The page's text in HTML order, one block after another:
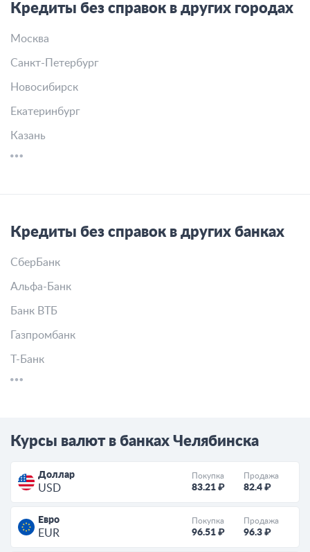
Кредиты без справок в других городах
Москва
Санкт-Петербург
Новосибирск
Екатеринбург
Казань
Кредиты без справок в других банках
СберБанк
Альфа-Банк
Банк ВТБ
Газпромбанк
Т-Банк
Курсы валют в банках Челябинска
Доллар
USD
Покупка
83.21 ₽
Продажа
82.4 ₽
Евро
EUR
Покупка
96.51 ₽
Продажа
96.3 ₽